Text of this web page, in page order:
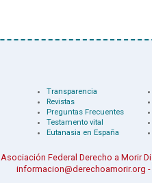
Transparencia
Revistas
Preguntas Frecuentes
Testamento vital
Eutanasia en España
Asociación Federal Derecho a Morir
informacion@derechoamorir.org -